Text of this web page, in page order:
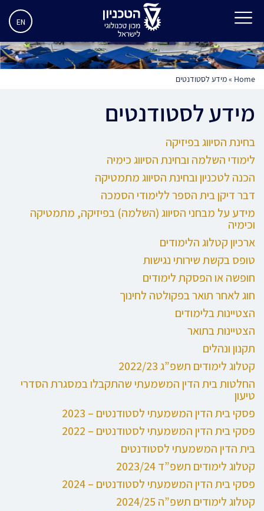
EN
Home
»מידע לסטודנטים
מידע לסטודנטים
בחינת הסיווג בפיזיקה
לימודי השלמה ובחינת הסיווג כימיה
הכנה לטכניון ובחינת הסיווג מתמטיקה
דבר דיקן בית הספר ללימודי הסמכה
מידע על מבחני הסיווג (השלמה) בפיזיקה, מתמטיקה
וכימיה
ארכיון קטלוג הלימודים
טופס בקשת שירותי נגישות
חופשה או הפסקת לימודים
חוג לאחר תואר בפקולטה לחינוך
הצטיינות בלימודים
הצטיינות בתואר
תקנון ונהלים
קטלוג לימודים תשפ”ג 2022/23
החלטות בית הדין המשמעתי שהתקבלו במסגרת הסדרי
טיעון
פסקי בית הדין המשמעתי לסטודנטים – 2023
פסקי בית הדין המשמעתי לסטודנטים – 2022
בית הדין המשמעתי לסטודנטים
קטלוג לימודים תשפ”ד 2023/24
פסקי בית הדין המשמעתי לסטודנטים – 2024
קטלוג לימודים תשפ”ה 2024/25